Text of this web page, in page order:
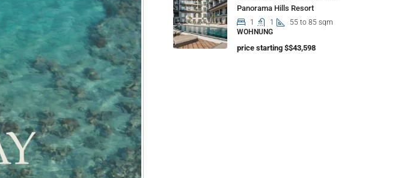
Panorama Hills Resort
1 1
55 to 85 sqm
WOHNUNG
price starting $$43,598